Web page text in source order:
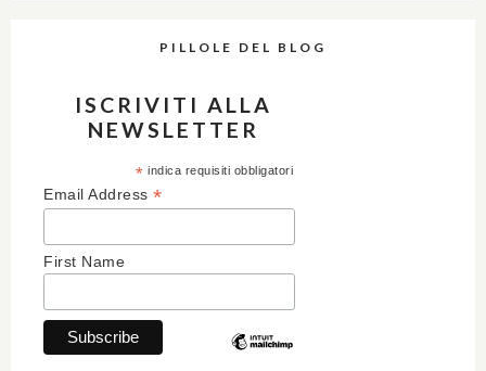
PILLOLE DEL BLOG
ISCRIVITI ALLA
NEWSLETTER
* indica requisiti obbligatori
Email Address *
First Name